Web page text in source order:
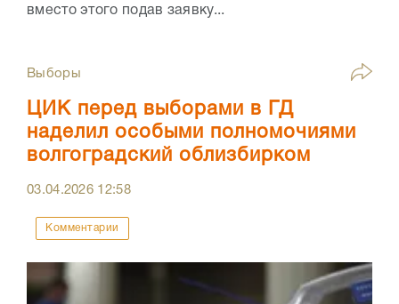
вместо этого подав заявку...
Выборы
ЦИК перед выборами в ГД
наделил особыми полномочиями
волгоградский облизбирком
03.04.2026 12:58
Комментарии